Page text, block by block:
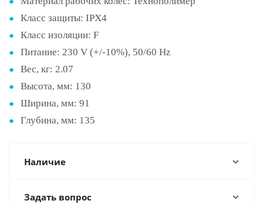
Класс защиты: IPX4
Класс изоляции: F
Питание: 230 V (+/-10%), 50/60 Hz
Вес, кг: 2.07
Высота, мм: 130
Ширина, мм: 91
Глубина, мм: 135
Наличие
Задать вопрос